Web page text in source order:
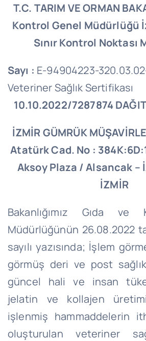
T.C. TARIM VE ORMAN
Kontrol Genel Müdürlüğü
Sınır Kontrol Noktası
Sayı : E-94904223-
Veteriner Sağlık Sertifikası
10.10.2022/7287874
İZMİR GÜMRÜK
Atatürk Cad. No :
Aksoy Plaza / Alsancak –
İZMİR
Bakanlığımız Gıda ve
Müdürlüğünün 26.08.2022
sayılı yazısında; İşlem
görmüş deri ve post sağlık
güncel hali ve insan
jelatin ve kollajen
işlenmiş hammaddelerin
oluşturulan veteriner